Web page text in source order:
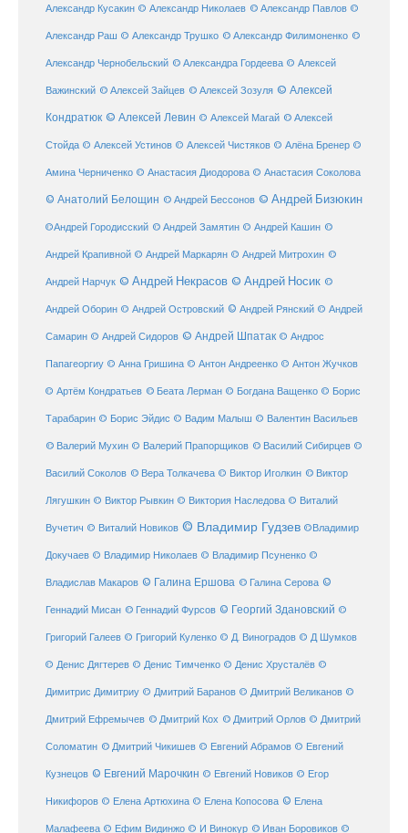
Александр Кусакин © Александр Николаев © Александр Павлов ©
Александр Раш © Александр Трушко © Александр Филимоненко ©
Александр Чернобельский © Александра Гордеева © Алексей
Важинский © Алексей Зайцев © Алексей Зозуля © Алексей
Кондратюк © Алексей Левин © Алексей Магай © Алексей
Стойда © Алексей Устинов © Алексей Чистяков © Алёна Бренер ©
Амина Черниченко © Анастасия Диодорова © Анастасия Соколова
© Анатолий Белощин © Андрей Бессонов © Андрей Бизюкин
©Андрей Городисский © Андрей Замятин © Андрей Кашин ©
Андрей Крапивной © Андрей Маркарян © Андрей Митрохин ©
Андрей Нарчук © Андрей Некрасов © Андрей Носик ©
Андрей Оборин © Андрей Островский © Андрей Рянский © Андрей
Самарин © Андрей Сидоров © Андрей Шпатак © Андрос
Папагеоргиу © Анна Гришина © Антон Андреенко © Антон Жучков
© Артём Кондратьев © Беата Лерман © Богдана Ващенко © Борис
Тарабарин © Борис Эйдис © Вадим Малыш © Валентин Васильев
© Валерий Мухин © Валерий Прапорщиков © Василий Сибирцев ©
Василий Соколов © Вера Толкачева © Виктор Иголкин © Виктор
Лягушкин © Виктор Рывкин © Виктория Наследова © Виталий
Вучетич © Виталий Новиков © Владимир Гудзев ©Владимир
Докучаев © Владимир Николаев © Владимир Псуненко ©
Владислав Макаров © Галина Ершова © Галина Серова ©
Геннадий Мисан © Геннадий Фурсов © Георгий Здановский ©
Григорий Галеев © Григорий Куленко © Д. Виноградов © Д Шумков
© Денис Дягтерев © Денис Тимченко © Денис Хрусталёв ©
Димитрис Димитриу © Дмитрий Баранов © Дмитрий Великанов ©
Дмитрий Ефремычев © Дмитрий Кох © Дмитрий Орлов © Дмитрий
Соломатин © Дмитрий Чикишев © Евгений Абрамов © Евгений
Кузнецов © Евгений Марочкин © Евгений Новиков © Егор
Никифоров © Елена Артюхина © Елена Копосова © Елена
Малафеева © Ефим Видинжо © И Винокур © Иван Боровиков ©